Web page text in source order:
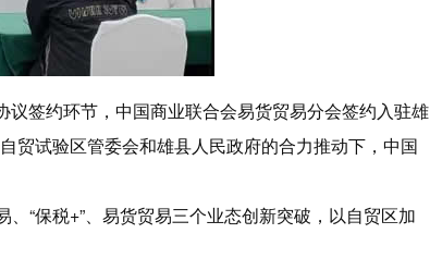
签约环节，中国商业联合会易货贸易分会签约入驻雄
贸试验区管委会和雄县人民政府的合力推动下，中国
“保税+”、易货贸易三个业态创新突破，以自贸区加